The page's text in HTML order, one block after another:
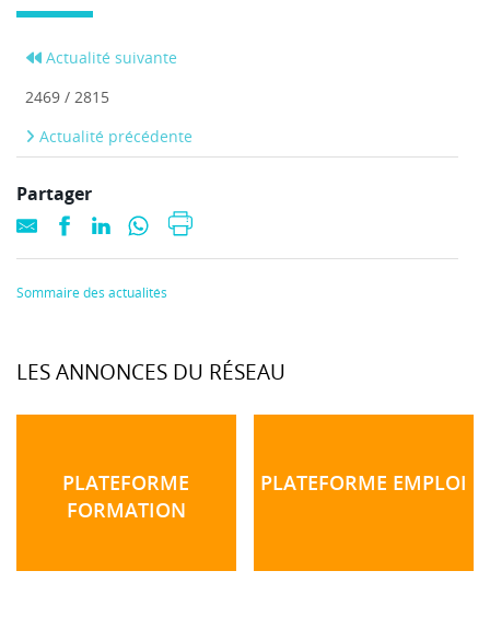
Actualité suivante
2469 / 2815
Actualité précédente
Partager
Sommaire des actualités
LES ANNONCES DU RÉSEAU
PLATEFORME
FORMATION
PLATEFORME EMPLOI